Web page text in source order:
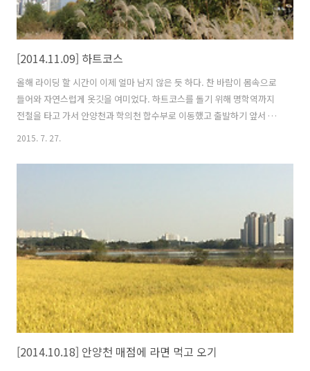
[2014.11.09] 하트코스
올해 라이딩 할 시간이 이제 얼마 남지 않은 듯 하다. 찬 바람이 몸속으로
들어와 자연스럽게 옷깃을 여미었다. 하트코스를 돌기 위해 명학역까지
전철을 타고 가서 안양천과 학의천 합수부로 이동했고 출발하기 앞서 매
점에서 간단하게 요기를 때웠다. 어느 방향으로 갈지 잠시 고민하다가 학
를 타고 가야 하기 때문에 안전에 주의를 기울여야 한다. 4년전인가로 기
이제는 뭐 몇번 돌아봤으니 길을 헤매는 일은 없다. 아무튼 왕복 8찬선 도
로 옆을 따라 이동을 해야 하니까 조심조심 안전 라이딩을 하며 갔다 관
악산 저기 앞..
2015. 7. 27.
[2014.10.18] 안양천 매점에 라면 먹고 오기